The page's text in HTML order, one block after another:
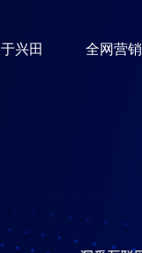
兴田 全网营销